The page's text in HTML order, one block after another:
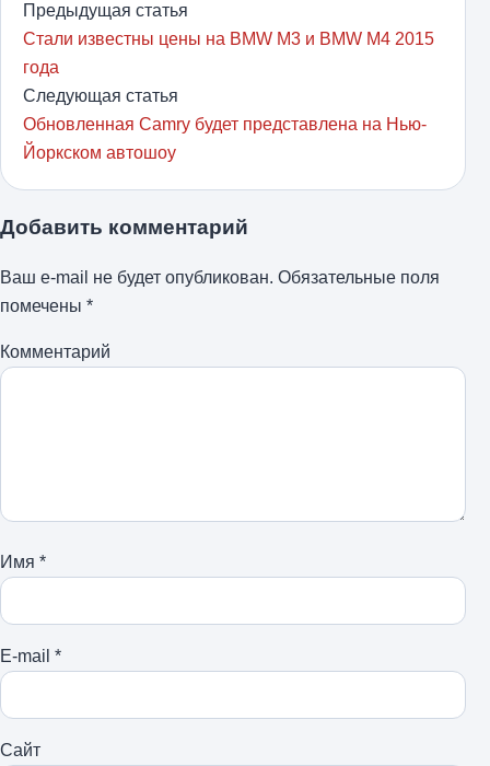
Предыдущая статья
Стали известны цены на BMW M3 и BMW M4 2015
года
Следующая статья
Обновленная Camry будет представлена на Нью-
Йоркском автошоу
Добавить комментарий
Ваш e-mail не будет опубликован. Обязательные поля
помечены *
Комментарий
Имя *
E-mail *
Сайт